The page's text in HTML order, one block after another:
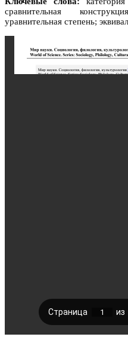
сравнительная
уравнительная степень;